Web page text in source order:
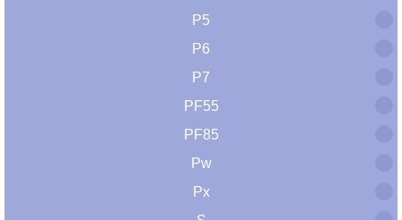
P5
P6
P7
PF55
PF85
Pw
Px